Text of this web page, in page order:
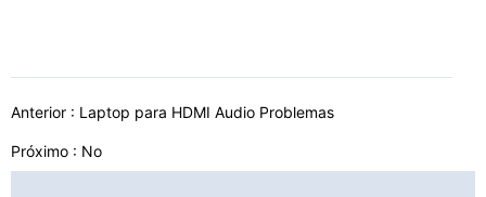
Anterior : Laptop para HDMI Audio Problemas
Próximo : No